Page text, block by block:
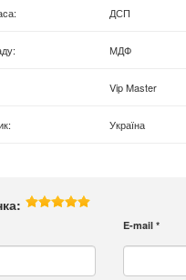
: ДСП
: МДФ
Vip Master
: Україна
E-mail *